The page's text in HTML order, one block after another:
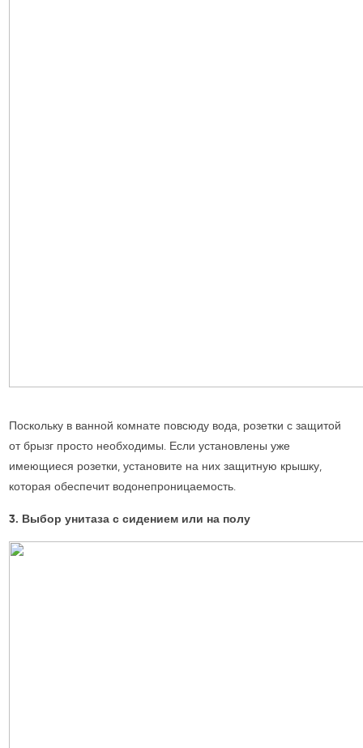
Поскольку в ванной комнате повсюду вода, розетки с защитой
от брызг просто необходимы. Если установлены уже
имеющиеся розетки, установите на них защитную крышку,
которая обеспечит водонепроницаемость.
3. Выбор унитаза с сидением или на полу